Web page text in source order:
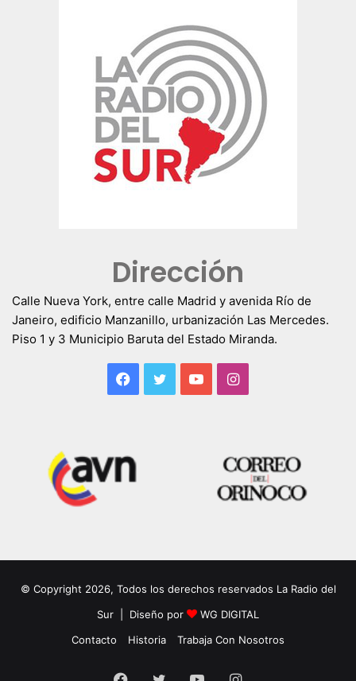
Dirección
Calle Nueva York, entre calle Madrid y avenida Río de
Janeiro, edificio Manzanillo, urbanización Las Mercedes.
Piso 1 y 3 Municipio Baruta del Estado Miranda.
Facebook
TwitterYouTubeInstagram
© Copyright 2026, Todos los derechos reservados La Radio del
Sur | Diseño por
WG DIGITAL
Contacto
Historia Trabaja Con Nosotros